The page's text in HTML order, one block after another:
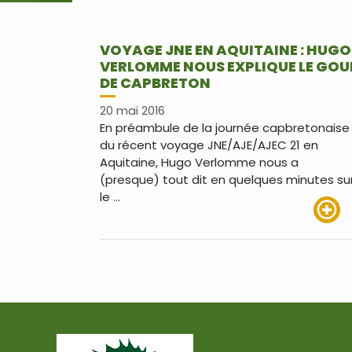
VOYAGE JNE EN AQUITAINE : HUGO
VERLOMME NOUS EXPLIQUE LE
DE CAPBRETON
20 mai 2016
En préambule de la journée capbretonaise
du récent voyage JNE/AJE/AJEC 21 en
Aquitaine, Hugo Verlomme nous a
(presque) tout dit en quelques minutes
le …